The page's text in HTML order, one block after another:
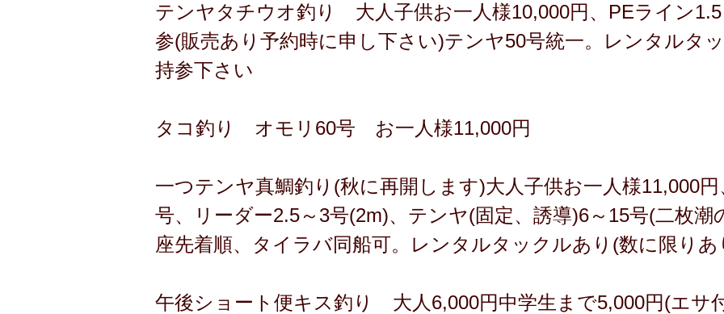
テンヤタチウオ釣り 大人子供お一人様10,000円、PEライン
参(販売あり予約時に申し下さい)テンヤ50号統一。レンタルタ
持参下さい
タコ釣り オモリ60号 お一人様11,000円
一つテンヤ真鯛釣り(秋に再開します)大人子供お一人様11,000
号、リーダー2.5～3号(2m)、テンヤ(固定、誘導)6～15号(二枚潮
座先着順、タイラバ同船可。レンタルタックルあり(数に限りあ
午後ショート便キス釣り 大人6,000円中学生まで5,000円(エサ